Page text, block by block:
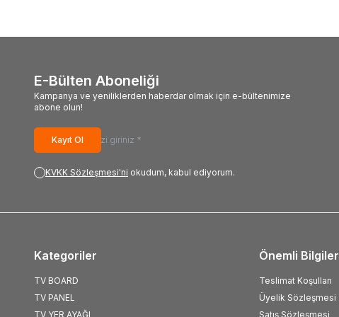
E-Bülten Aboneliği
Kampanya ve yeniliklerden haberdar olmak için e-bültenimize
abone olun!
Kayıt Ol
KVKK Sözleşmesi'ni okudum, kabul ediyorum.
Kategoriler
TV BOARD
TV PANEL
TV YER AYAĞI
Önemli Bilgiler
Teslimat Koşulları
Üyelik Sözleşmesi
Satış Sözleşmesi